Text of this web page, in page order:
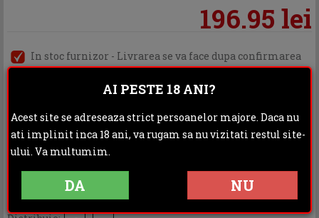
196.95 lei
In stoc furnizor - Livrarea se va face dupa confirmarea
ADAUGA IN COS
Rom
AI PESTE 18 ANI?
Acest site se adreseaza strict persoanelor majore. Daca nu
ati implinit inca 18 ani, va rugam sa nu vizitati restul site-
ului. Va multumim.
DA NU